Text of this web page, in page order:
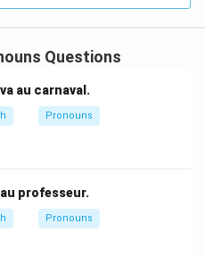
Questions
au carnaval.
Pronouns
professeur.
Pronouns